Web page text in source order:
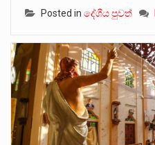
Posted in දේශීය පුවත්